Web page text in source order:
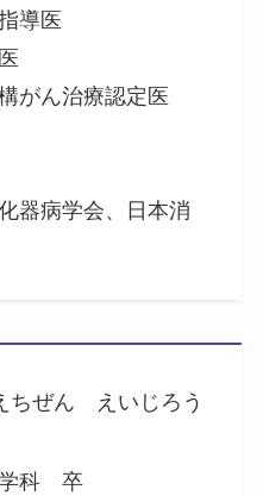
導医
がん治療認定医
器病学会、日本消
ぜん えいじろう
学科 卒